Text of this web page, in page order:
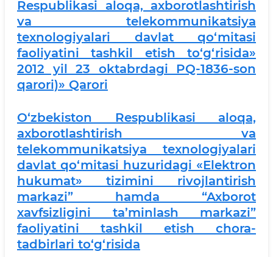
Respublikasi aloqa, axborotlashtirish
va telekommunikatsiya
texnologiyalari davlat qo‘mitasi
faoliyatini tashkil etish to‘g‘risida»
2012 yil 23 oktabrdagi PQ-1836-son
qarori)» Qarori
O‘zbekiston Respublikasi aloqa,
axborotlashtirish va
telekommunikatsiya texnologiyalari
davlat qo‘mitasi huzuridagi «Elektron
hukumat» tizimini rivojlantirish
markazi” hamda “Axborot
xavfsizligini ta’minlash markazi”
faoliyatini tashkil etish chora-
tadbirlari to‘g‘risida